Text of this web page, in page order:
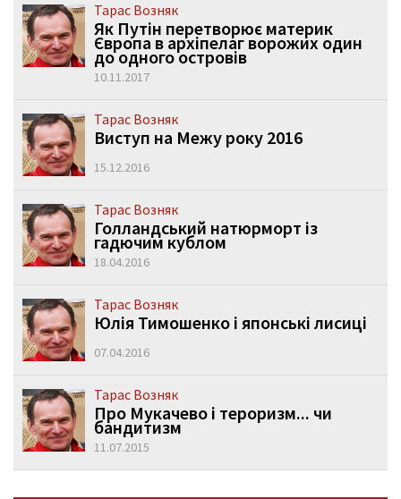
Тарас Возняк
Як Путін перетворює материк
Європа в архіпелаг ворожих один
до одного островів
10.11.2017
Тарас Возняк
Виступ на Межу року 2016
15.12.2016
Тарас Возняк
Голландський натюрморт із
гадючим кублом
18.04.2016
Тарас Возняк
Юлія Тимошенко і японські лисиці
07.04.2016
Тарас Возняк
Про Мукачево і тероризм... чи
бандитизм
11.07.2015